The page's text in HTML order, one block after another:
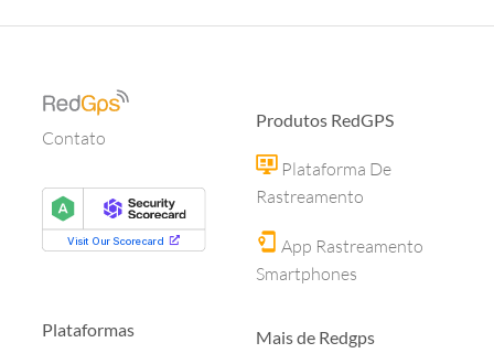
Contato
Plataformas
Produtos RedGPS
Plataforma De
Rastreamento
App Rastreamento
Smartphones
Mais de Redgps